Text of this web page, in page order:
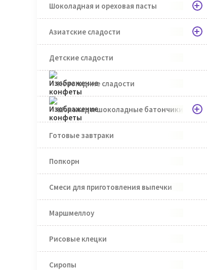
Шоколадная и ореховая пасты
Азиатские сладости
Детские сладости
Новогодние сладости
Шоколад и шоколадные батончики
Готовые завтраки
Попкорн
Смеси для приготовления выпечки
Маршмеллоу
Рисовые клецки
Сиропы